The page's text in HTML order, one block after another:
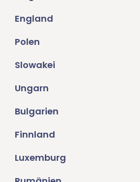
England
Polen
Slowakei
Ungarn
Bulgarien
Finnland
Luxemburg